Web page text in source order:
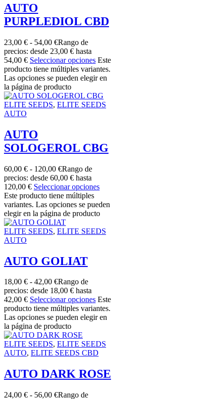
AUTO
PURPLEDIOL CBD
23,00 € - 54,00 €Rango de
precios: desde 23,00 € hasta
54,00 € Seleccionar opciones Este
producto tiene múltiples variantes.
Las opciones se pueden elegir en
la página de producto
ELITE SEEDS, ELITE SEEDS
AUTO
AUTO
SOLOGEROL CBG
60,00 € - 120,00 €Rango de
precios: desde 60,00 € hasta
120,00 € Seleccionar opciones
Este producto tiene múltiples
variantes. Las opciones se pueden
elegir en la página de producto
ELITE SEEDS, ELITE SEEDS
AUTO
AUTO GOLIAT
18,00 € - 42,00 €Rango de
precios: desde 18,00 € hasta
42,00 € Seleccionar opciones Este
producto tiene múltiples variantes.
Las opciones se pueden elegir en
la página de producto
ELITE SEEDS, ELITE SEEDS
AUTO, ELITE SEEDS CBD
AUTO DARK ROSE
24,00 € - 56,00 €Rango de